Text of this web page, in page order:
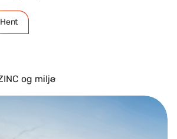
Hent
og miljø